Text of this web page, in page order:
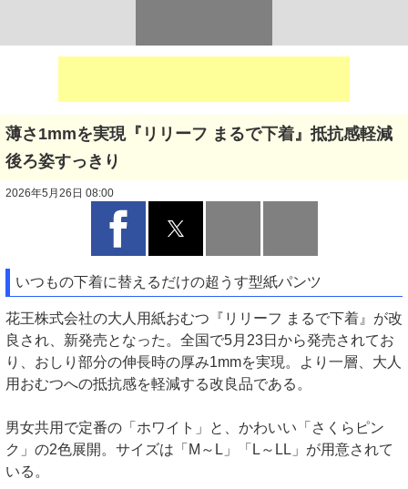
薄さ1mmを実現『リリーフ まるで下着』抵抗感軽減
後ろ姿すっきり
2026年5月26日 08:00
いつもの下着に替えるだけの超うす型紙パンツ
花王株式会社の大人用紙おむつ『リリーフ まるで下着』が改
良され、新発売となった。全国で5月23日から発売されてお
り、おしり部分の伸長時の厚み1mmを実現。より一層、大人
用おむつへの抵抗感を軽減する改良品である。
男女共用で定番の「ホワイト」と、かわいい「さくらピン
ク」の2色展開。サイズは「M～L」「L～LL」が用意されて
いる。